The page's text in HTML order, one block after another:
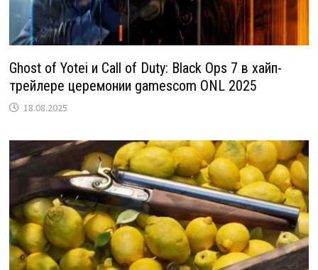
Ghost of Yotei и Call of Duty: Black Ops 7 в хайп-
трейлере церемонии gamescom ONL 2025
18.08.2025